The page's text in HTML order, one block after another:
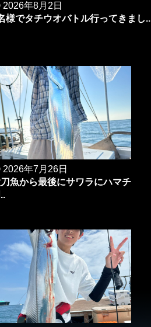
2026年8月2日
様でタチウオバトル行ってきまし..
2026年7月26日
魚から最後にサワラにハマチ